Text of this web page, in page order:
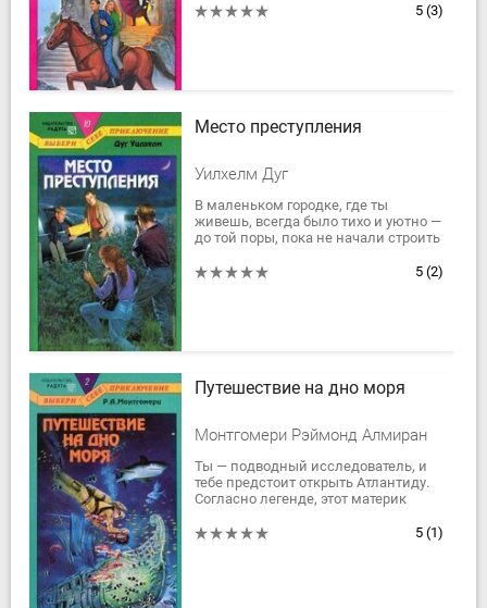
предстоит сделать массу ходов,
5 (3)
Место преступления
Уилхелм Дуг
В маленьком городке, где ты
живешь, всегда было тихо и уютно —
до той поры, пока не начали строить
Поначалу ты вместе со всеми
5 (2)
Путешествие на дно моря
Монтгомери Рэймонд Алмиран
Ты — подводный исследователь, и
тебе предстоит открыть Атлантиду.
Согласно легенде, этот материк
назад. Какие приключения ждут
5 (1)